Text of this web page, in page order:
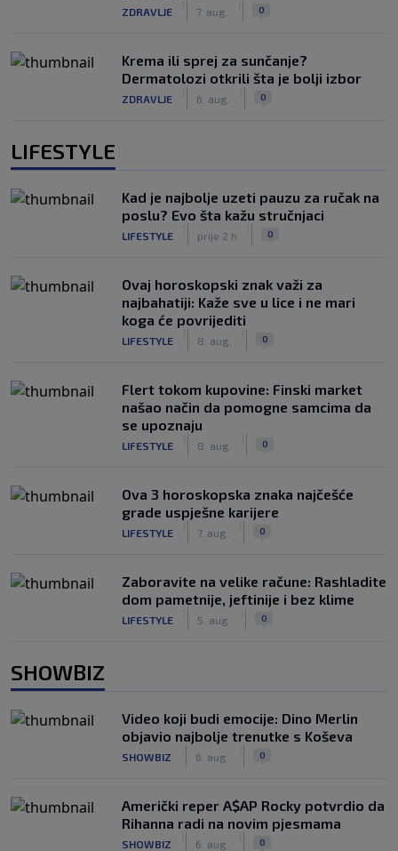
ZDRAVLJE 7. aug. 0
Krema ili sprej za sunčanje?
Dermatolozi otkrili šta je bolji izbor
ZDRAVLJE 6. aug. 0
LIFESTYLE
Kad je najbolje uzeti pauzu za ručak na
poslu? Evo šta kažu stručnjaci
LIFESTYLE prije 2 h 0
Ovaj horoskopski znak važi za
najbahatiji: Kaže sve u lice i ne mari
koga će povrijediti
LIFESTYLE 8. aug. 0
Flert tokom kupovine: Finski market
našao način da pomogne samcima da
se upoznaju
LIFESTYLE 8. aug. 0
Ova 3 horoskopska znaka najčešće
grade uspješne karijere
LIFESTYLE 7. aug. 0
Zaboravite na velike račune: Rashladite
dom pametnije, jeftinije i bez klime
LIFESTYLE 5. aug. 0
SHOWBIZ
Video koji budi emocije: Dino Merlin
objavio najbolje trenutke s Koševa
SHOWBIZ 6. aug. 0
Američki reper A$AP Rocky potvrdio da
Rihanna radi na novim pjesmama
SHOWBIZ 6. aug. 0